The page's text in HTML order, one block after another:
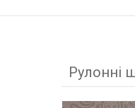
Рулонні